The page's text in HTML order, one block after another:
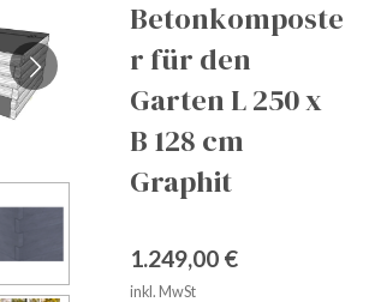
Betonkomposte
r für den
Garten L 250 x
B 128 cm
Graphit
1.249,00 €
inkl. MwSt